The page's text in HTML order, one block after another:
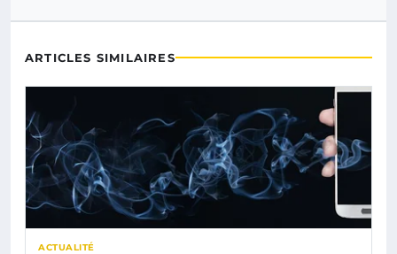
ARTICLES SIMILAIRES
ACTUALITÉ